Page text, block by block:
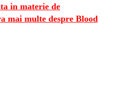
in materie de
mai multe despre Blood